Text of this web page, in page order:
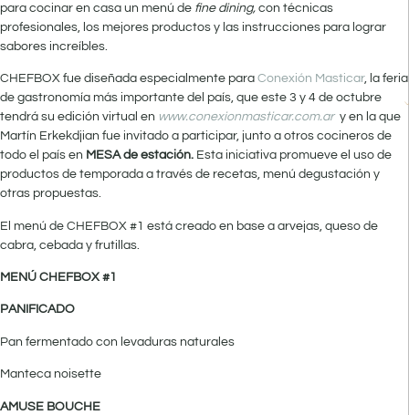
para cocinar en casa un menú de fine dining, con técnicas
profesionales, los mejores productos y las instrucciones para lograr
sabores increíbles.
CHEFBOX fue diseñada especialmente para Conexión Masticar, la feria
de gastronomía más importante del país, que este 3 y 4 de octubre
tendrá su edición virtual en www.conexionmasticar.com.ary en la que
Martín Erkekdjian fue invitado a participar, junto a otros cocineros de
todo el país en MESA de estación. Esta iniciativa promueve el uso de
productos de temporada a través de recetas, menú degustación y
otras propuestas.
El menú de CHEFBOX #1 está creado en base a arvejas, queso de
cabra, cebada y frutillas.
MENÚ CHEFBOX #1
PANIFICADO
Pan fermentado con levaduras naturales
Manteca noisette
AMUSE BOUCHE